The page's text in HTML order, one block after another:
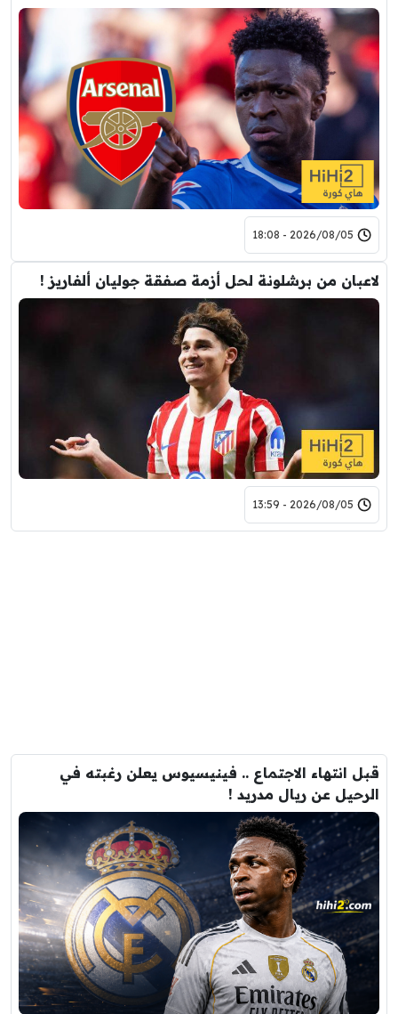
2026/08/05 - 18:08
لاعبان من برشلونة لحل أزمة صفقة جوليان ألفاريز !
2026/08/05 - 13:59
قبل انتهاء الاجتماع .. فينيسيوس يعلن رغبته في
الرحيل عن ريال مدريد !